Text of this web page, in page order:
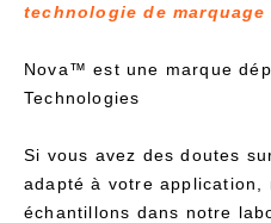
technologie de
Nova™ est une marque
Technologies
Si vous avez des doutes
adapté à votre application,
échantillons dans notre